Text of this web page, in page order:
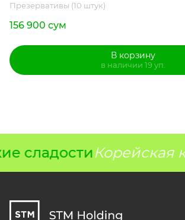
Презервативы (10 штук)
156 900 сум
В корзину
в наличии 19 уп.
сладостиКорейская